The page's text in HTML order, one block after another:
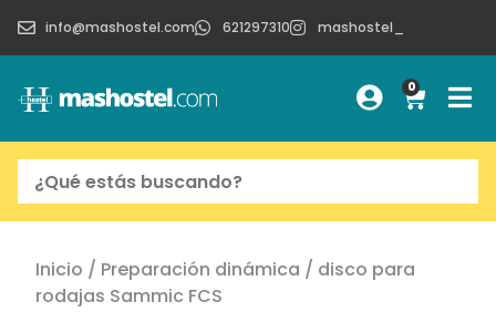
info@mashostel.com 621297310 mashostel_
0
Inicio / Preparación dinámica / disco para
rodajas Sammic FCS